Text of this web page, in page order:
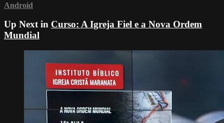
Android
Up Next in Curso: A Igreja Fiel e a Nova Ordem
Mundial